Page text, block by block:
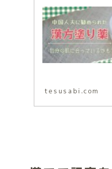
tesusabi.com